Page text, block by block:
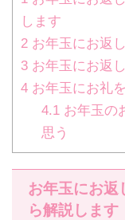
します
2 お年玉にお返
3 お年玉にお返
4 お年玉にお礼
4.1お年玉の
思う
お年玉にお返
ら解説します